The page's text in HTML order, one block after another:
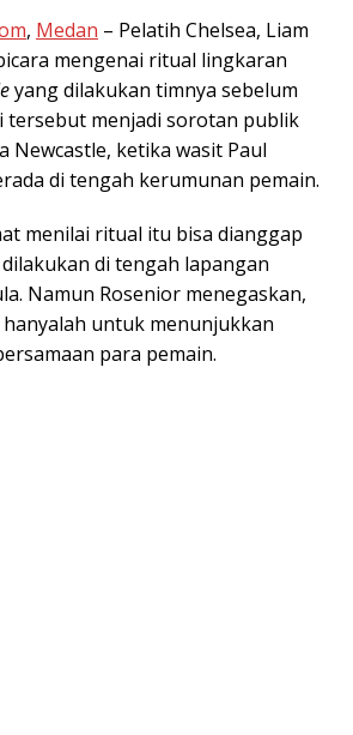
, Medan – Pelatih Chelsea, Liam
mengenai ritual lingkaran
yang dilakukan timnya sebelum
tersebut menjadi sorotan publik
Newcastle, ketika wasit Paul
di tengah kerumunan pemain.
menilai ritual itu bisa dianggap
di tengah lapangan
Namun Rosenior menegaskan,
untuk menunjukkan
para pemain.